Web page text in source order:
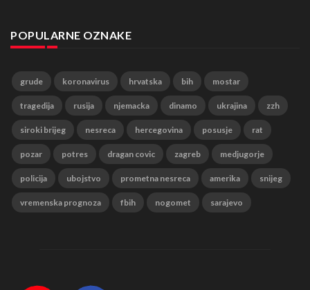
POPULARNE OZNAKE
grude koronavirus hrvatska bih mostar
tragedija rusija njemacka dinamo ukrajina zzh
siroki brijeg nesreca hercegovina posusje rat
pozar potres dragan covic zagreb medjugorje
policija ubojstvo prometna nesreca amerika snijeg
vremenska prognoza fbih nogomet sarajevo